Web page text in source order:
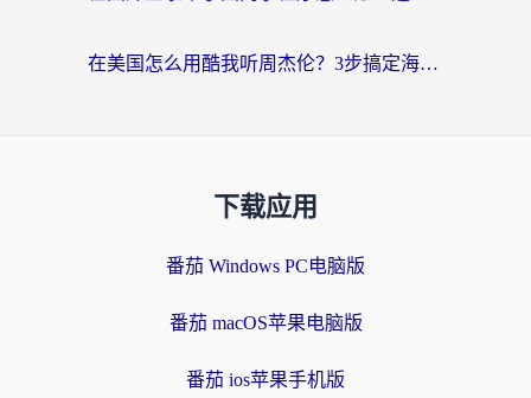
在美国怎么用酷我听周杰伦？3步搞定海外听歌难题
下载应用
番茄 Windows PC电脑版
番茄 macOS苹果电脑版
番茄 ios苹果手机版